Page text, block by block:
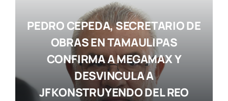
PEDRO CEPEDA, SECRETARIO DE
OBRAS EN TAMAULIPAS
CONFIRMA A MEGAMAX Y
DESVINCULA A
JF KONSTRUYENDO DEL REO